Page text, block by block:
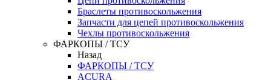
Браслеты противоскольжения
Запчасти для цепей противоскольжения
Чехлы противоскольжения
ФАРКОПЫ / ТСУ
Назад
ФАРКОПЫ / ТСУ
ACURA